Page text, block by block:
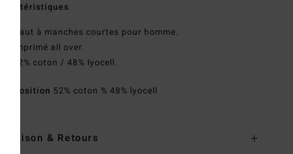
Caractéristiques
Haut à manches courtes pour homme.
Imprimé all over.
52% coton / 48% lyocell.
Composition 52% coton % 48% lyocell
Livraison & Retours